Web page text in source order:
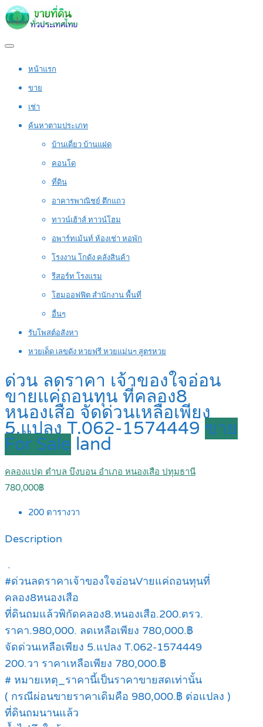
หน้าแรก
ขาย
เช่า
ค้นหาตามประเภท
บ้านเดี่ยว บ้านแฝด
คอนโด
ที่ดิน
อาคารพาณิชย์ ตึกแถว
ทาวน์เฮ้าส์ ทาวน์โฮม
อพาร์ทเม้นท์ ห้องเช่า หอพัก
โรงงาน โกดัง คลังสินค้า
รีสอร์ท โรงแรม
โฮมออฟฟิต สำนักงาน พื้นที่
อื่นๆ
รับโพสต์อสังหา
หวยเด็ด เลขดัง หวยฟรี หวยแม่นๆ สูตรหวย
ด่วน ลดราคา เจ้าของใจอ่อน
ขายแค่ถอนทุน ที่คลอง8
หนองเสือ จัดด่วนเหลือเพียง
5.แปลง T.062-1574449 ขาย
For Sale land
คลองแปด ตำบล บึงบอน อำเภอ หนองเสือ ปทุมธานี
780,000฿
200 ตารางวา
Description
.
#ด่วนลดราคาเจ้าของใจอ่อนVายแค่ถอนทุนที่
คลอง8หนองเสือ
ที่ดินถมแล้วพิกัดคลอง8.หนองเสือ.200.ตรว.
ราคา.980,000. ลดเหลือเพียง 780,000.฿
จัดด่วนเหลือเพียง 5.แปลง T.062-1574449
200.วา ราคาเหลือเพียง 780,000.฿
# หมายเหตุ_ราคานี้เป็นราคาขายสดเท่านั้น
( กรณีผ่อนขายราคาเดิมคือ 980,000.฿ ต่อแปลง )
ที่ดินถมนานแล้ว